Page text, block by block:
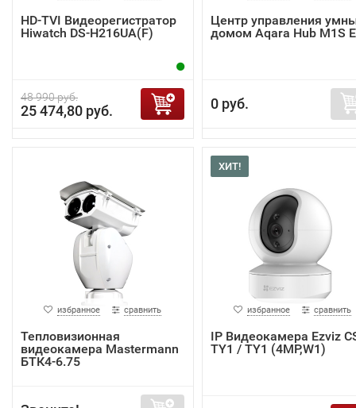
HD-TVI Видеорегистратор
Hiwatch DS-H216UA(F)
48 990 руб.
25 474,80 руб.
Центр управления
домом Aqara Hub M1S
0 руб.
избранное сравнить
Тепловизионная
видеокамера Mastermann
БТК4-6.75
ХИТ!
избранное сравнить
IP Видеокамера Ezviz
TY1 / TY1 (4MP,W1)